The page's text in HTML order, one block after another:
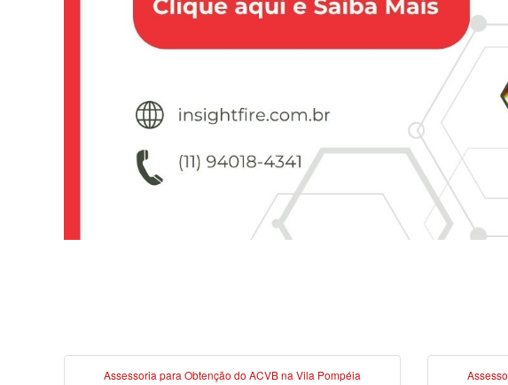
Assessoria para Obtenção do ACVB na Vila Pompéia